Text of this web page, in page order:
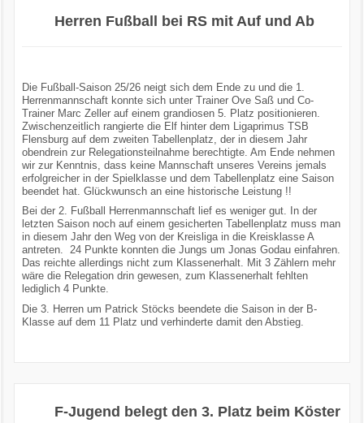
Herren Fußball bei RS mit Auf und Ab
Die Fußball-Saison 25/26 neigt sich dem Ende zu und die 1.
Herrenmannschaft konnte sich unter Trainer Ove Saß und Co-
Trainer Marc Zeller auf einem grandiosen 5. Platz positionieren.
Zwischenzeitlich rangierte die Elf hinter dem Ligaprimus TSB
Flensburg auf dem zweiten Tabellenplatz, der in diesem Jahr
obendrein zur Relegationsteilnahme berechtigte. Am Ende nehmen
wir zur Kenntnis, dass keine Mannschaft unseres Vereins jemals
erfolgreicher in der Spielklasse und dem Tabellenplatz eine Saison
beendet hat. Glückwunsch an eine historische Leistung !!
Bei der 2. Fußball Herrenmannschaft lief es weniger gut. In der
letzten Saison noch auf einem gesicherten Tabellenplatz muss man
in diesem Jahr den Weg von der Kreisliga in die Kreisklasse A
antreten. 24 Punkte konnten die Jungs um Jonas Godau einfahren.
Das reichte allerdings nicht zum Klassenerhalt. Mit 3 Zählern mehr
wäre die Relegation drin gewesen, zum Klassenerhalt fehlten
lediglich 4 Punkte.
Die 3. Herren um Patrick Stöcks beendete die Saison in der B-
Klasse auf dem 11 Platz und verhinderte damit den Abstieg.
F-Jugend belegt den 3. Platz beim Köster